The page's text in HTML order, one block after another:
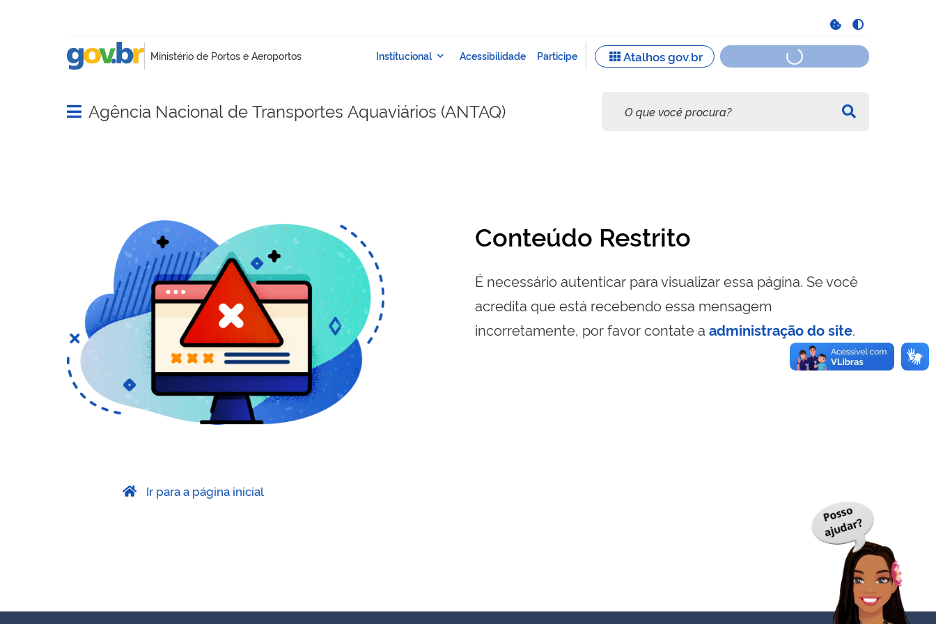
Abrir menu principal de navegação
Agência Nacional de Transportes Aquaviários (ANTAQ)
Conteúdo Restrito
É necessário autenticar para visualizar essa página. Se você
acredita que está recebendo essa mensagem
incorretamente, por favor contate a administração do site.
Ir para a página inicial